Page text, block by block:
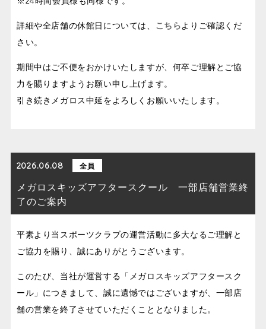
詳細や全店舗の休館日については、 こちらよりご確認くだ
さい。
期間中はご不便をおかけいたしますが、何卒ご理解とご協
力を賜りますようお願い申し上げます。
引き続きメガロス中延をよろしくお願いいたします。
2026.06.08 全員
メガロスキッズアフタースクール 一部店舗営業終
了のご案内
平素より当スポーツクラブの運営活動に多大なるご理解と
ご協力を賜り、誠にありがとうございます。
このたび、当社が運営する「メガロスキッズアフタースク
ール」につきまして、誠に遺憾ではございますが、一部店
舗の営業を終了させていただくこととなりました。